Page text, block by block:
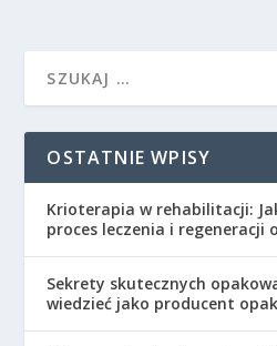
OSTATNIE WPISY
Krioterapia w rehabilitacji:
proces leczenia i regeneracji
Sekrety skutecznych
wiedzieć jako producent